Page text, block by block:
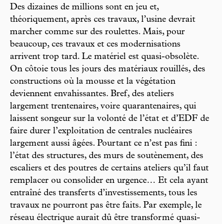
Des dizaines de millions sont en jeu et,
théoriquement, après ces travaux, l’usine devrait
marcher comme sur des roulettes. Mais, pour
beaucoup, ces travaux et ces modernisations
arrivent trop tard. Le matériel est quasi-obsolète.
On côtoie tous les jours des matériaux rouillés, des
constructions où la mousse et la végétation
deviennent envahissantes. Bref, des ateliers
largement trentenaires, voire quarantenaires, qui
laissent songeur sur la volonté de l’état et d’EDF de
faire durer l’exploitation de centrales nucléaires
largement aussi âgées. Pourtant ce n’est pas fini :
l’état des structures, des murs de soutènement, des
escaliers et des poutres de certains ateliers qu’il faut
remplacer ou consolider en urgence… Et cela ayant
entraîné des transferts d’investissements, tous les
travaux ne pourront pas être faits. Par exemple, le
réseau électrique aurait dû être transformé quasi-